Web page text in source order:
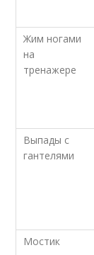
Жим ногами
на
тренажере
Выпады с
гантелями
Мостик